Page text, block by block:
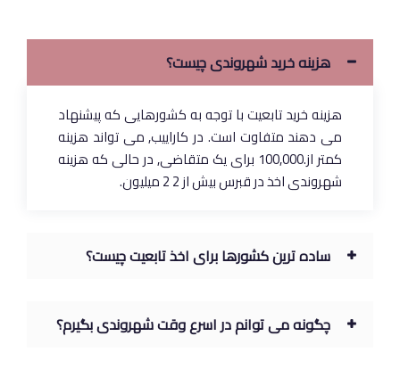
هزینه خرید شهروندی چیست؟
هزینه خرید تابعیت با توجه به کشورهایی که پیشنهاد
می دهند متفاوت است. در کاراییب, می تواند هزینه
کمتر از.100,000 برای یک متقاضی, در حالی که هزینه
شهروندی اخذ در قبرس بیش از 2 2 میلیون.
ساده ترین کشورها برای اخذ تابعیت چیست؟
چگونه می توانم در اسرع وقت شهروندی بگیرم؟